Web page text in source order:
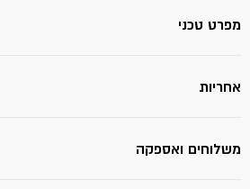
מפרט טכני
אחריות
משלוחים ואספקה